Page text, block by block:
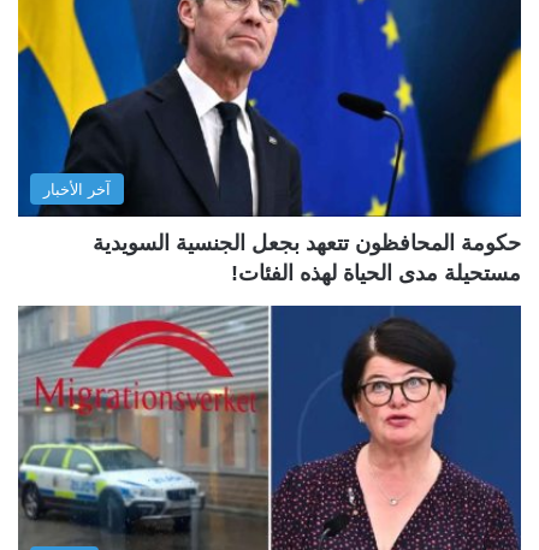
آخر الأخبار
حكومة المحافظون تتعهد بجعل الجنسية السويدية
مستحيلة مدى الحياة لهذه الفئات!